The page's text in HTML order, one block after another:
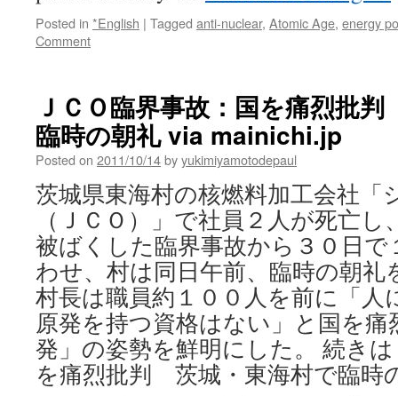
Posted in *English | Tagged anti-nuclear, Atomic Age, energy
Comment
ＪＣＯ臨界事故：国を痛烈批
臨時の朝礼 via mainichi.jp
Posted on 2011/10/14byyukimiyamotodepaul
茨城県東海村の核燃料加工会社「
（ＪＣＯ）」で社員２人が死亡
被ばくした臨界事故から３０日
わせ、村は同日午前、臨時の朝礼
村長は職員約１００人を前に「人
原発を持つ資格はない」と国を痛
発」の姿勢を鮮明にした。 続き
を痛烈批判 茨城・東海村で臨時